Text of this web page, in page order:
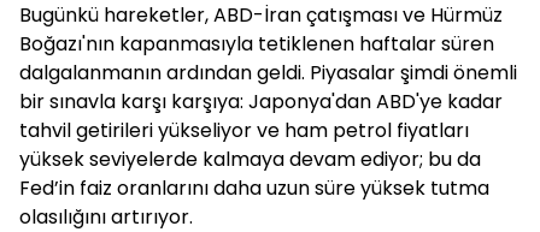
Bugünkü hareketler, ABD-İran çatışması ve Hürmüz
Boğazı'nın kapanmasıyla tetiklenen haftalar süren
dalgalanmanın ardından geldi. Piyasalar şimdi önemli
bir sınavla karşı karşıya: Japonya'dan ABD'ye kadar
tahvil getirileri yükseliyor ve ham petrol fiyatları
yüksek seviyelerde kalmaya devam ediyor; bu da
Fed’in faiz oranlarını daha uzun süre yüksek tutma
olasılığını artırıyor.